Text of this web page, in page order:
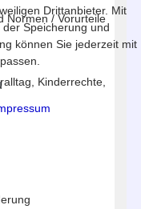
Normen / Vorurteile
Kinderrechte,
Drittanbieter. Mit
Speicherung und
können Sie jederzeit mit